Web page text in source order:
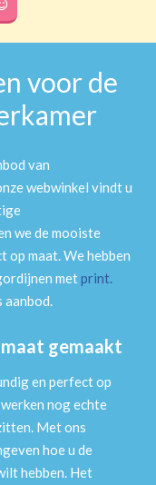
voor de
van
webwinkel vindt u
we de mooiste
op maat. We hebben
metprint.
aanbod.
gemaakt
en perfect op
nog echte
Met ons
hoe u de
hebben. Het